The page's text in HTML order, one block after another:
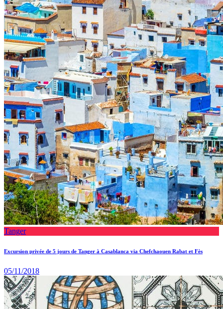
Tanger
Excursion privée de 5 jours de Tanger à Casablanca via Chefchaouen Rabat et Fès
05/11/2018